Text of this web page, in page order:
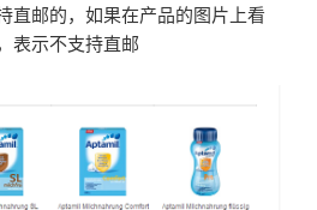
直邮的，如果在产品的图片上看
表示不支持直邮